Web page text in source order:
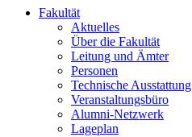
Fakultät
Aktuelles
Über die Fakultät
Leitung und Ämter
Personen
Technische Ausstattung
Veranstaltungsbüro
Alumni-Netzwerk
Lageplan